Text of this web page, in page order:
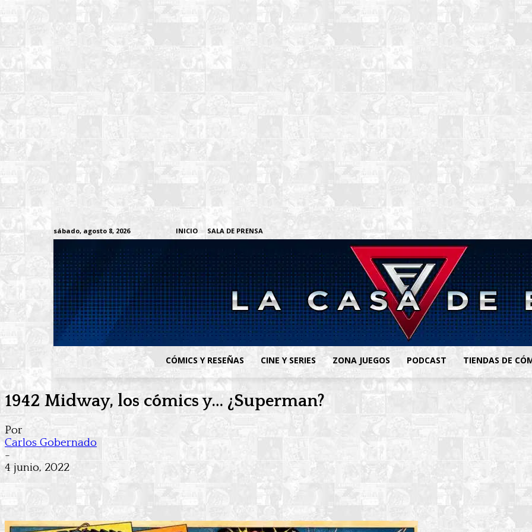
sábado, agosto 8, 2026 INICIO SALA DE PRENSA
CÓMICS Y RESEÑAS CINE Y SERIES ZONA JUEGOS PODCAST TIENDAS DE
1942 Midway, los cómics y… ¿Superman?
Por
Carlos Gobernado
-
4 junio, 2022